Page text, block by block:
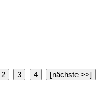
2 3 4 [nächste >>]